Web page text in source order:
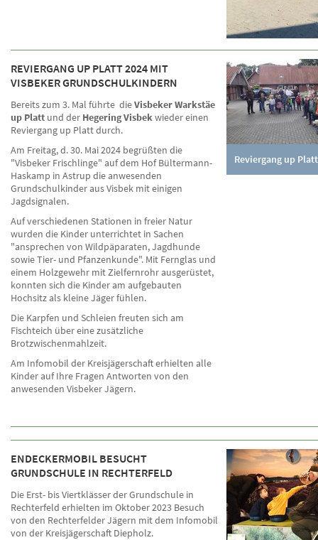
Reviergang up
REVIERGANG UP PLATT 2024 MIT
VISBEKER GRUNDSCHULKINDERN
Bereits zum 3. Mal führte dieVisbekerWarkstäe
up Platt und der Hegering Visbekwieder einen
Reviergang up Platt durch.
Am Freitag, d. 30. Mai 2024 begrüßten die
"Visbeker Frischlinge" auf dem Hof Bültermann-
Haskamp in Astrup die anwesenden
Grundschulkinder aus Visbek mit einigen
Jagdsignalen.
Auf verschiedenen Stationen in freier Natur
wurden die Kinder unterrichtet in Sachen
"ansprechen von Wildpäparaten, Jagdhunde
sowie Tier- und Pfanzenkunde". Mit Fernglas und
einem Holzgewehr mit Zielfernrohr ausgerüstet,
konnten sich die Kinder am aufgebauten
Hochsitz als kleine Jäger fühlen.
Die Karpfen und Schleien freuten sich am
Fischteich über eine zusätzliche
Brotzwischenmahlzeit.
Am Infomobil der Kreisjägerschaft erhielten alle
Kinder auf Ihre Fragen Antworten von den
anwesenden Visbeker Jägern.
ENDECKERMOBIL BESUCHT
GRUNDSCHULE IN RECHTERFELD
Die Erst- bis Viertklässer der Grundschule in
Rechterfeld erhielten im Oktober 2023 Besuch
von den Rechterfelder Jägern mit dem Infomobil
von der Kreisjägerschaft Diepholz.